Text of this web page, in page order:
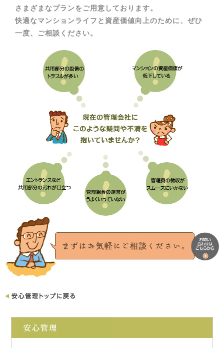
さまざまなプランをご用意しております。
快適なマンションライフと資産価値向上のために、ぜひ
一度、ご相談ください。